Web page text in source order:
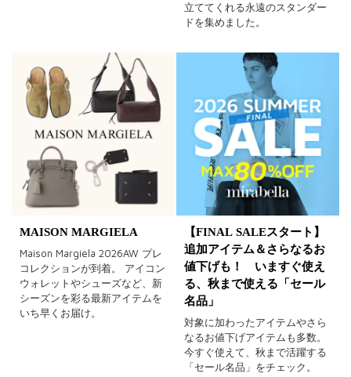
立ててくれる永遠のスタンダー
ドを集めました。
MAISON MARGIELA
Maison Margiela 2026AW プレ
コレクションが到着。 アイコン
ウォレットやシューズなど、新
シーズンを彩る最新アイテムを
いち早くお届け。
【FINAL SALEスタート】
追加アイテム＆さらなるお
値下げも！ いますぐ使え
る、秋まで使える「セール
名品」
対象に加わったアイテムやさら
なるお値下げアイテムも多数。
今すぐ使えて、秋まで活躍する
「セール名品」をチェック。